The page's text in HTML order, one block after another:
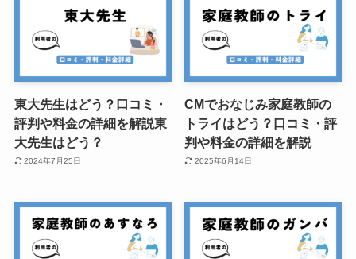
東大先生はどう？口コミ・
評判や料金の詳細を解説東
大先生はどう？
2024年7月25日
CMでおなじみ家庭教師の
トライはどう？口コミ・評
判や料金の詳細を解説
2025年6月14日